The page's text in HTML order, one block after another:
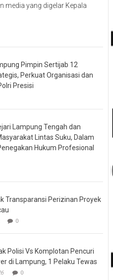
media yang digelar Kepala
Pimpin Sertijab 12
Perkuat Organisasi dan
Presisi
Lampung Tengah dan
Lintas Suku, Dalam
Hukum Profesional
Transparansi Perizinan Proyek
0
Polisi Vs Komplotan Pencuri
di Lampung, 1 Pelaku Tewas
0